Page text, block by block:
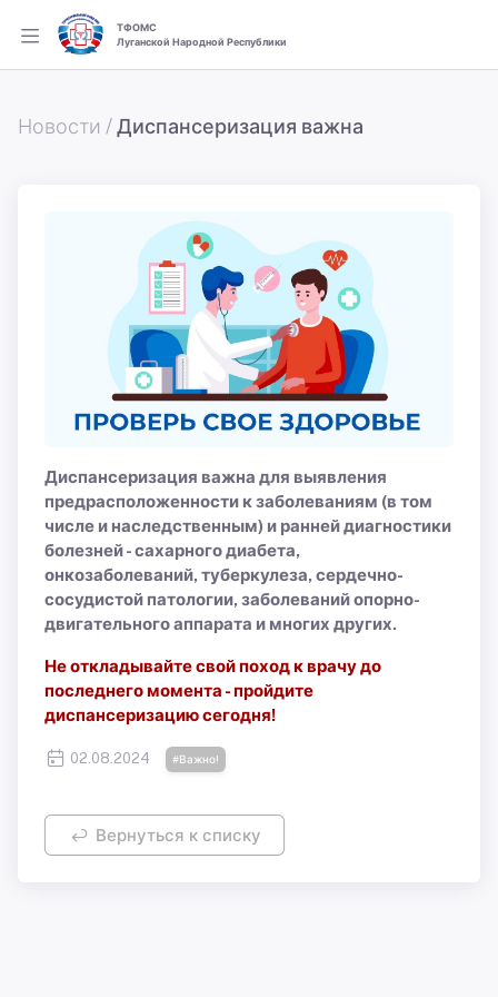
ТФОМС
Луганской Народной Республики
Новости /Диспансеризация важна
Диспансеризация важна для выявления
предрасположенности к заболеваниям (в том
числе и наследственным) и ранней диагностики
болезней - сахарного диабета,
онкозаболеваний, туберкулеза, сердечно-
сосудистой патологии, заболеваний опорно-
двигательного аппарата и многих других.
Не откладывайте свой поход к врачу до
последнего момента - пройдите
диспансеризацию сегодня!
02.08.2024 #Важно!
Вернуться к списку